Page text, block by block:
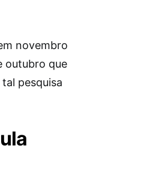
novembro
outubro que
pesquisa